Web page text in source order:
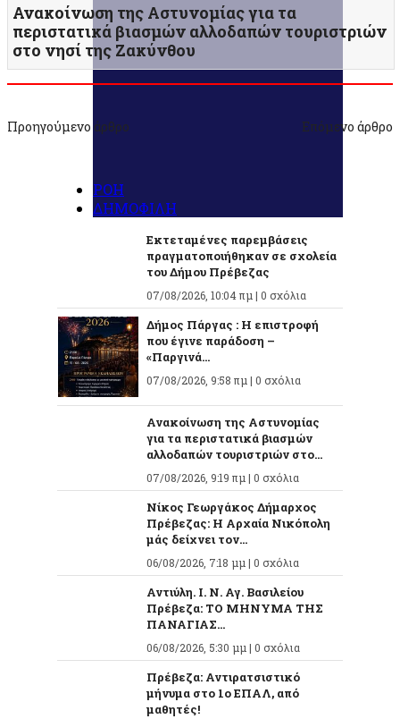
Ανακοίνωση της Αστυνομίας για τα
περιστατικά βιασμών αλλοδαπών τουριστριών
στο νησί της Ζακύνθου
Προηγούμενο άρθρο Επόμενο άρθρο
ΡΟΗ
ΔΗΜΟΦΙΛΗ
Εκτεταμένες παρεμβάσεις
πραγματοποιήθηκαν σε σχολεία
του Δήμου Πρέβεζας
07/08/2026, 10:04 πμ | 0 σχόλια
Δήμος Πάργας : Η επιστροφή
που έγινε παράδοση –
«Παργινά...
07/08/2026, 9:58 πμ | 0 σχόλια
Ανακοίνωση της Αστυνομίας
για τα περιστατικά βιασμών
αλλοδαπών τουριστριών στο...
07/08/2026, 9:19 πμ | 0 σχόλια
Νίκος Γεωργάκος Δήμαρχος
Πρέβεζας: Η Αρχαία Νικόπολη
μάς δείχνει τον...
06/08/2026, 7:18 μμ | 0 σχόλια
Αντιύλη. Ι. Ν. Αγ. Βασιλείου
Πρέβεζα: ΤΟ ΜΗΝΥΜΑ ΤΗΣ
ΠΑΝΑΓΙΑΣ...
06/08/2026, 5:30 μμ | 0 σχόλια
Πρέβεζα: Αντιρατσιστικό
μήνυμα στο 1ο ΕΠΑΛ, από
μαθητές!